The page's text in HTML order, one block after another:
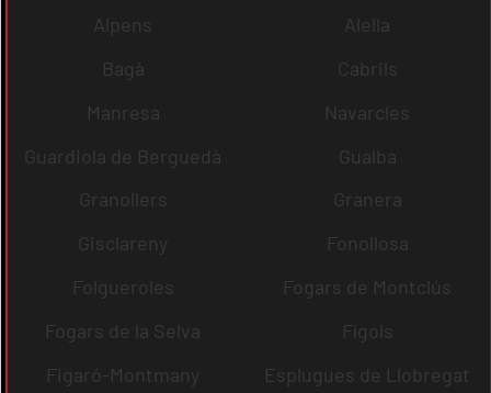
Alpens
Alella
Bagà
Cabrils
Manresa
Navarcles
Guardiola de Berguedà
Gualba
Granollers
Granera
Gisclareny
Fonollosa
Folgueroles
Fogars de Montclús
Fogars de la Selva
Fígols
Figaró-Montmany
Esplugues de Llobregat